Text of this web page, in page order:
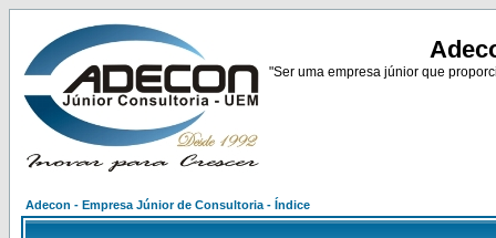
"Ser uma empresa júnior que
Adecon - Empresa Júnior de Consultoria - Índice